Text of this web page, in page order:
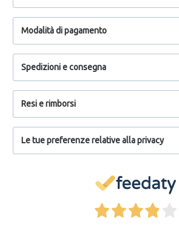
Modalità di pagamento
Spedizioni e consegna
Resi e rimborsi
Le tue preferenze relative alla privacy